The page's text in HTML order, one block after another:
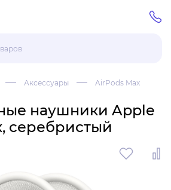
Аксессуары AirPods Max
наушники Apple
серебристый